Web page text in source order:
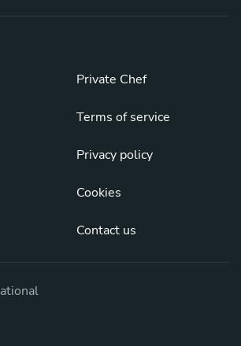
Private Chef
Terms of service
Privacy policy
Cookies
Contact us